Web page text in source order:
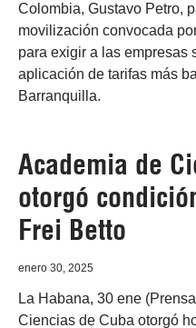
Colombia, Gustavo Petro,
movilización convocada
para exigir a las empresas
aplicación de tarifas más
Barranquilla.
Academia de
otorgó
Frei Betto
enero 30, 2025
La Habana, 30 ene
Ciencias de Cuba otorgó